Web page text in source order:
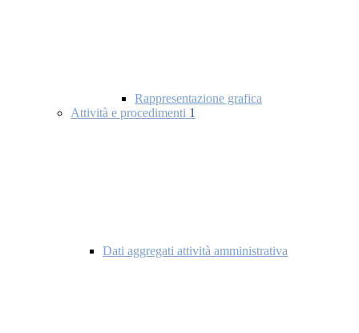
Rappresentazione grafica
Attività e procedimenti 1
Dati aggregati attività amministrativa